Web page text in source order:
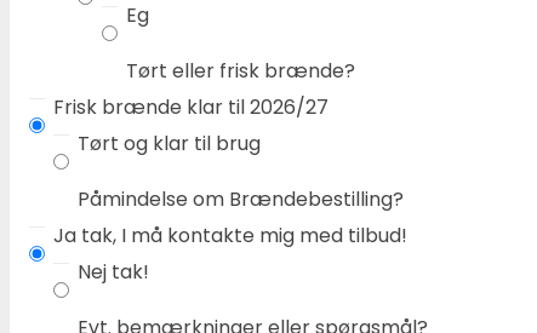
Eg
Tørt eller frisk brænde?
Frisk brænde klar til 2026/27
Tørt og klar til brug
Påmindelse om Brændebestilling?
Ja tak, I må kontakte mig med tilbud!
Nej tak!